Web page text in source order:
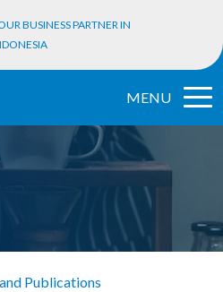
BUSINESS PARTNER IN
MENU
Publications